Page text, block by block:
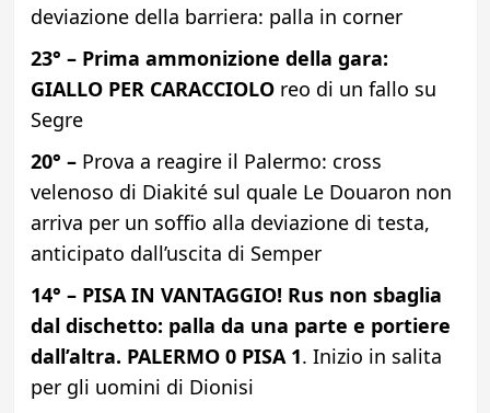
deviazione della barriera: palla in corner
23° – Prima ammonizione della gara:
GIALLO PER CARACCIOLOreo di un fallo su
Segre
20° – Prova a reagire il Palermo: cross
velenoso di Diakité sul quale Le Douaron non
arriva per un soffio alla deviazione di testa,
anticipato dall’uscita di Semper
14° – PISA IN VANTAGGIO! Rus non sbaglia
dal dischetto: palla da una parte e portiere
dall’altra. PALERMO 0 PISA 1. Inizio in salita
per gli uomini di Dionisi